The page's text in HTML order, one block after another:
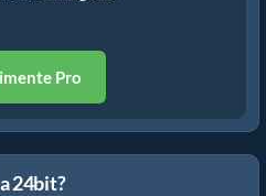
Pro
24bit?